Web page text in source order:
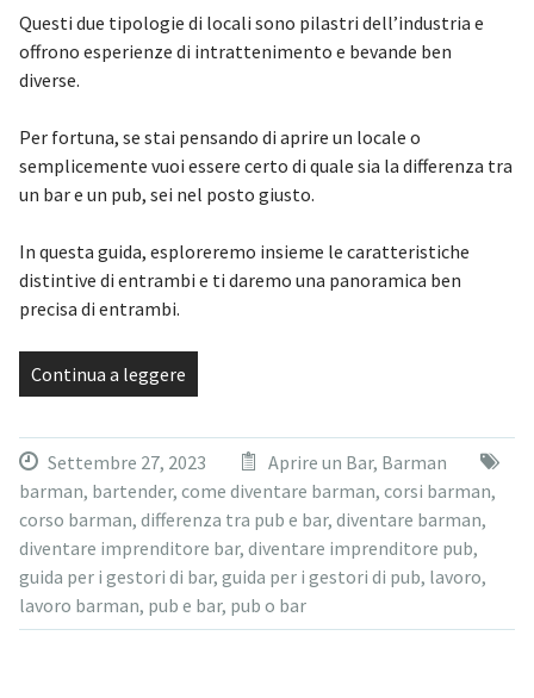
Questi due tipologie di locali sono pilastri dell’industria e
offrono esperienze di intrattenimento e bevande ben
diverse.
Per fortuna, se stai pensando di aprire un locale o
semplicemente vuoi essere certo di quale sia la differenza tra
un bar e un pub, sei nel posto giusto.
In questa guida, esploreremo insieme le caratteristiche
distintive di entrambi e ti daremo una panoramica ben
precisa di entrambi.
Continua a leggere
Settembre 27, 2023 Aprire un Bar, Barman
barman, bartender, come diventare barman, corsi barman,
corso barman, differenza tra pub e bar, diventare barman,
diventare imprenditore bar, diventare imprenditore pub,
guida per i gestori di bar, guida per i gestori di pub, lavoro,
lavoro barman, pub e bar, pub o bar